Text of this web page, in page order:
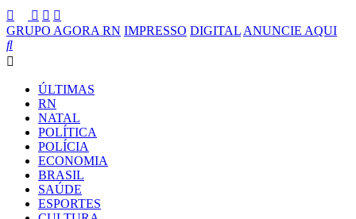
GRUPO AGORA RN IMPRESSO DIGITAL ANUNCIE AQUI
ÚLTIMAS
RN
NATAL
POLÍTICA
POLÍCIA
ECONOMIA
BRASIL
SAÚDE
ESPORTES